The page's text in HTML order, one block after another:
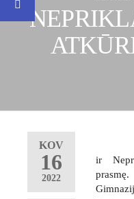
KOV
16
2022
ir